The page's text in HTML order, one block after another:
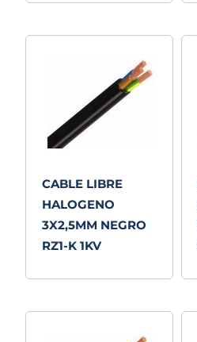
CABLE LIBRE
HALOGENO
3X2,5MM NEGRO
RZ1-K 1KV